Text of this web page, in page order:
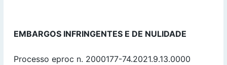
EMBARGOS INFRINGENTES E DE NULIDADE
Processo eproc n. 2000177-74.2021.9.13.0000